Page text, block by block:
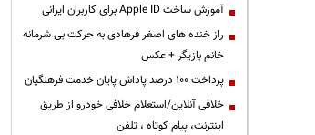
آموزش ساخت Apple ID برای کاربران ایرانی
راز خنده های اصغر فرهادی به حرکت بی شرمانه
خانم بازیگر + عکس
پرداخت ۱۰۰ درصد پاداش پایان خدمت فرهنگیان
خلافی آنلاین/استعلام خلافی خودرو از طریق
اینترنت، پیام کوتاه ، تلفن